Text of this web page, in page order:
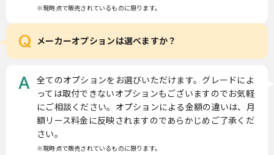
※現時点で販売されているものに限ります。
Q メーカーオプションは選べますか？
A
全てのオプションをお選びいただけます。グレードによ
っては取付できないオプションもございますのでお気軽
にご相談ください。オプションによる金額の違いは、月
額リース料金に反映されますのであらかじめご了承くだ
さい。
※現時点で販売されているものに限ります。